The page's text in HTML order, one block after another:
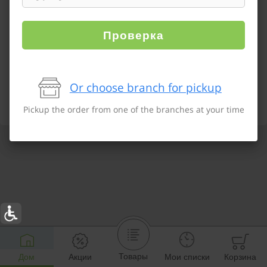
Дом Акции Товары Мои списки Корзина
Проверка
Or choose branch for pickup
Pickup the order from one of the branches at your time